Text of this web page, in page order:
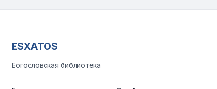
ESXATOS
Богословская библиотека